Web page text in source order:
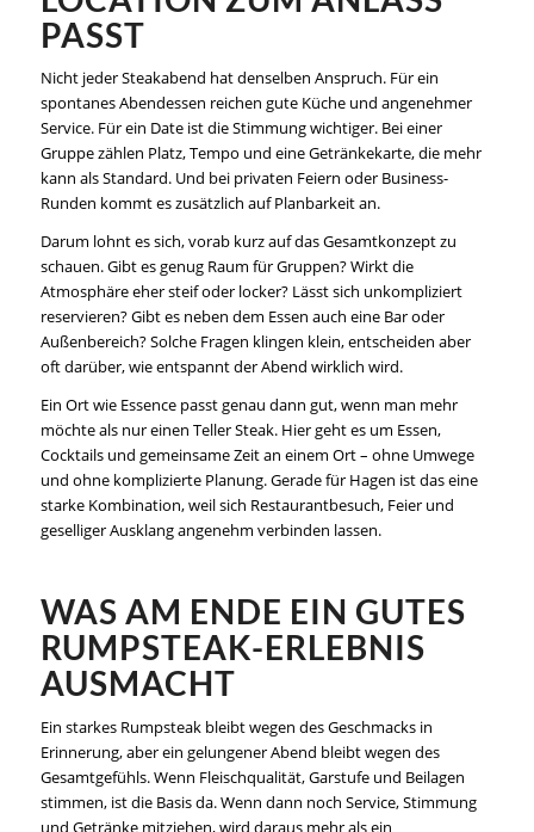
PASST
Nicht jeder Steakabend hat denselben Anspruch. Für ein
spontanes Abendessen reichen gute Küche und angenehmer
Service. Für ein Date ist die Stimmung wichtiger. Bei einer
Gruppe zählen Platz, Tempo und eine Getränkekarte, die mehr
kann als Standard. Und bei privaten Feiern oder Business-
Runden kommt es zusätzlich auf Planbarkeit an.
Darum lohnt es sich, vorab kurz auf das Gesamtkonzept zu
schauen. Gibt es genug Raum für Gruppen? Wirkt die
Atmosphäre eher steif oder locker? Lässt sich unkompliziert
reservieren? Gibt es neben dem Essen auch eine Bar oder
Außenbereich? Solche Fragen klingen klein, entscheiden aber
oft darüber, wie entspannt der Abend wirklich wird.
Ein Ort wie Essence passt genau dann gut, wenn man mehr
möchte als nur einen Teller Steak. Hier geht es um Essen,
Cocktails und gemeinsame Zeit an einem Ort – ohne Umwege
und ohne komplizierte Planung. Gerade für Hagen ist das eine
starke Kombination, weil sich Restaurantbesuch, Feier und
geselliger Ausklangangenehm verbinden lassen.
WAS AM ENDE EIN GUTES
RUMPSTEAK-ERLEBNIS
AUSMACHT
Ein starkes Rumpsteak bleibt wegen des Geschmacks in
Erinnerung, aber ein gelungener Abend bleibt wegen des
Gesamtgefühls. Wenn Fleischqualität, Garstufe und Beilagen
stimmen, ist die Basis da. Wenn dann noch Service, Stimmung
und Getränke mitziehen, wird daraus mehr als ein